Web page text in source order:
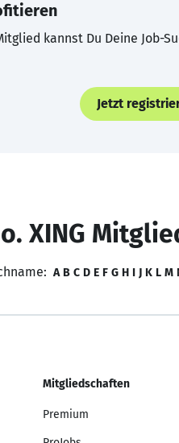
kannst Du Deine Job-
Jetzt
XING
A B C D E F G H I J K L M
Mitgliedschaften
Premium